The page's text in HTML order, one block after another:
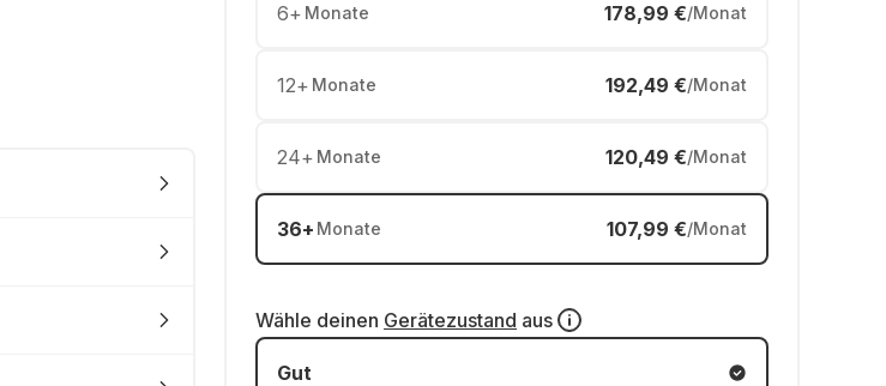
6+ Monate 178,99 €/Monat
12+ Monate 192,49 €/Monat
24+ Monate 120,49 €/Monat
36+ Monate 107,99 €/Monat
Wähle deinen Gerätezustand aus
Gut